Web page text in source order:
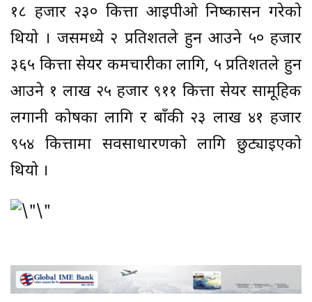
१८ हजार २३० कित्ता आईपीओ निष्कासन गरेकाे
थियाे । जसमध्ये २ प्रतिशतले हुन आउने ५० हजार
३६५ कित्ता सेयर कर्मचारीका लागि, ५ प्रतिशतले हुन
आउने १ लाख २५ हजार ९११ कित्ता सेयर सामूहिक
लगानी कोषका लागि र बाँकी २३ लाख ४१ हजार
९५४ कित्तामा सर्वसाधारणको लागि छुट्याइएको
थियाे ।